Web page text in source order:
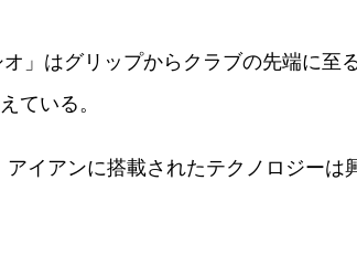
」はグリップからクラブの先端に至
ている。
イアンに搭載されたテクノロジーは